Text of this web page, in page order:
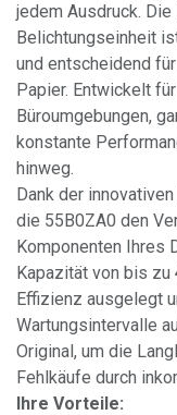
jedem Ausdruck.
Belichtungseinheit
und entscheidend
Papier. Entwickelt
Büroumgebungen,
konstante
hinweg.
Dank der
die 55B0ZA0 den
Komponenten Ihres
Kapazität von bis zu
Effizienz ausgelegt
Wartungsintervalle
Original, um die
Fehlkäufe durch
Ihre Vorteile: